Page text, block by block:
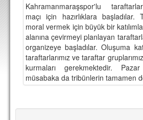
TRANSFERLER
TARAFTAR
BİLETLER
DEPLASMAN
MULTİMEDYA
Kahramanmaraşspor'lu
maçı için hazırlıklara başladılar.
moral vermek için büyük bir
alanına çevirmeyi planlayan
organizeye başladılar. Oluşuma
taraftarlarımız ve taraftar
kurmaları gerekmektedir.
müsabaka da tribünlerin tamamen